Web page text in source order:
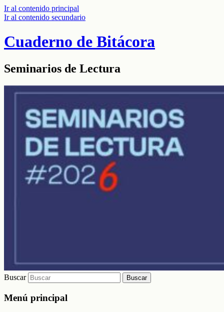
Ir al contenido principal
Ir al contenido secundario
Cuaderno de Bitácora
Seminarios de Lectura
Buscar
Menú principal